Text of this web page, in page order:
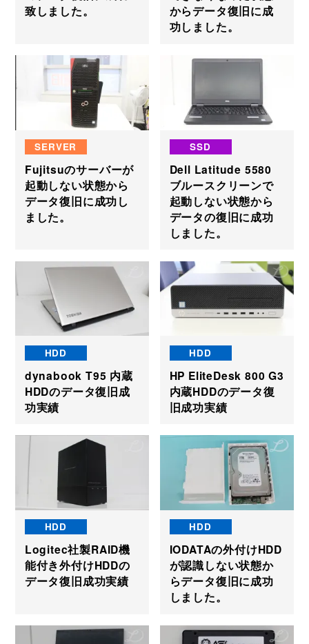
致しました。
からデータ復旧に成
功しました。
SERVER
Fujitsuのサーバーが
起動しない状態から
データ復旧に成功し
ました。
SSD
Dell Latitude 5580
ブルースクリーンで
起動しない状態から
データの復旧に成功
しました。
HDD
dynabook T95 内蔵
HDDのデータ復旧成
功実績
HDD
HP EliteDesk 800 G3
内蔵HDDのデータ復
旧成功実績
HDD
Logitec社製RAID機
能付き外付けHDDの
データ復旧成功実績
HDD
IODATAの外付けHDD
が認識しない状態か
らデータ復旧に成功
しました。